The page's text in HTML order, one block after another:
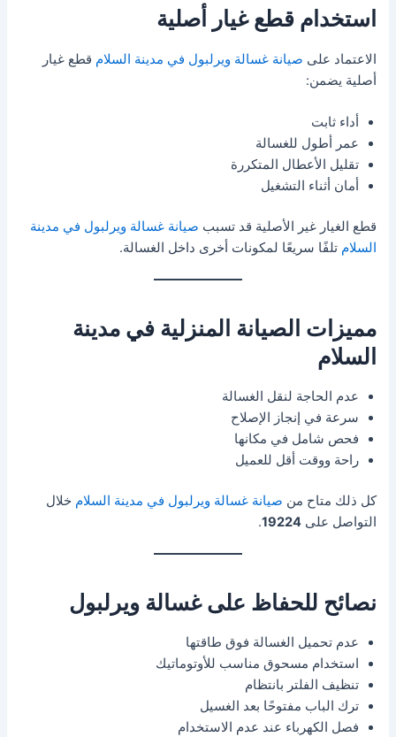
استخدام قطع غيار أصلية
الاعتماد على صيانة غسالة ويرلبول في مدينة السلام قطع غيار
أصلية يضمن:
أداء ثابت
عمر أطول للغسالة
تقليل الأعطال المتكررة
أمان أثناء التشغيل
قطع الغيار غير الأصلية قد تسبب صيانة غسالة ويرلبول في مدينة
السلام تلفًا سريعًا لمكونات أخرى داخل الغسالة.
مميزات الصيانة المنزلية في مدينة
السلام
عدم الحاجة لنقل الغسالة
سرعة في إنجاز الإصلاح
فحص شامل في مكانها
راحة ووقت أقل للعميل
كل ذلك متاح من صيانة غسالة ويرلبول في مدينة السلام خلال
التواصل على19224
.
نصائح للحفاظ على غسالة ويرلبول
عدم تحميل الغسالة فوق طاقتها
استخدام مسحوق مناسب للأوتوماتيك
تنظيف الفلتر بانتظام
ترك الباب مفتوحًا بعد الغسيل
فصل الكهرباء عند عدم الاستخدام